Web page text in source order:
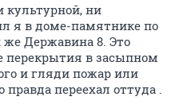
культурной, ни
я в доме-памятнике по
же Державина 8. Это
перекрытия в засыпном
и гляди пожар или
правда переехал оттуда .